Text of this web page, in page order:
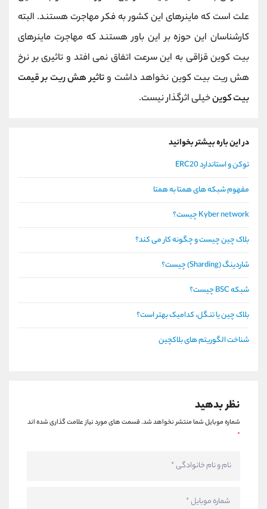
علت است که ماینرهای این کشور به فکر مهاجرت هستند. البته
کارشناسان این حوزه بر این باور هستند که مهاجرت ماینرهای
بیت کوین قزاقی به این سرعت اتفاق نمی افتد و تاثیری بر نرخ
هش ریت بیت کوین نخواهد داشت وتاثیر هش ریت بر قیمت
بیت کوینخیلی اثرگذار نیست.
در این باره بیشتر بخوانید
توکن و استاندارد ERC20
مفهوم شبکه های همتا به همتا
Kyber network چیست؟
بلاک چین چیست و چگونه کار می کند؟
شاردینگ (Sharding) چیست؟
شبکه BSC چیست؟
بلاک چین یا تنگل، کدامیک بهتر است؟
شناخت الگوریتم های بلاکچین
نظر بدهید
شماره موبایل شما منتشر نخواهد شد.قسمت های مورد نیاز علامت گذاری شده اند
*